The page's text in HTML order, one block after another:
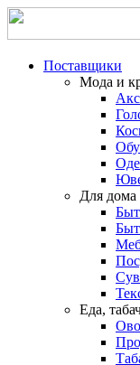
Поставщики
Мода и
Для дома
Еда,